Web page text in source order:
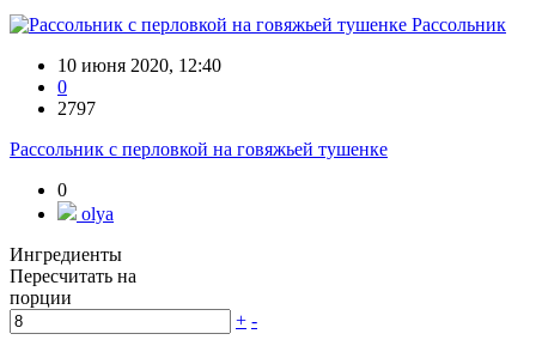
Рассольник
10 июня 2020, 12:40
0
2797
Рассольник с перловкой на говяжьей тушенке
0
olya
Ингредиенты
Пересчитать на
порции
+ -